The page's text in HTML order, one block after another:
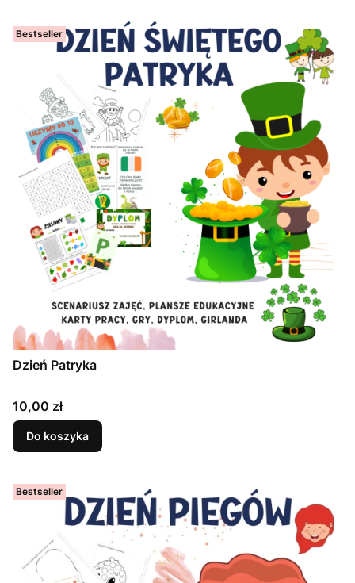
Bestseller
Dzień Patryka
Cena
10,00 zł
Do koszyka
Bestseller